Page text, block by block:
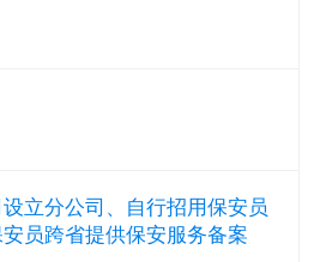
立分公司、自行招用保安员
员跨省提供保安服务备案